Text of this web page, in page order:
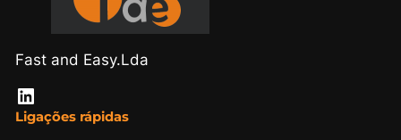
Fast and Easy.Lda
LinkedIn
Ligações rápidas